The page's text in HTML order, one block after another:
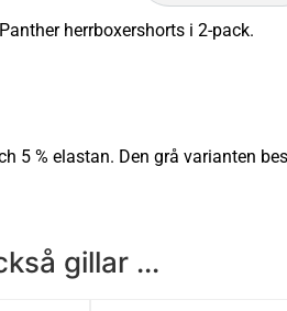
herrboxershorts i 2-pack.
5 % elastan. Den grå varianten
gillar ...